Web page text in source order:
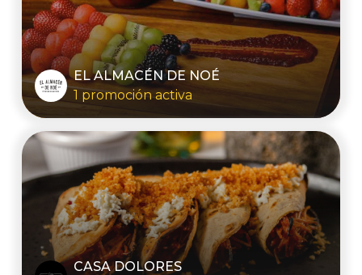
EL ALMACÉN DE NOÉ
1 promoción activa
CASA DOLORES